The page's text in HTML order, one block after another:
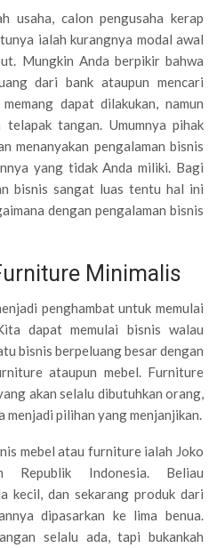
usaha, calon pengusaha kerap
ialah kurangnya modal awal
Mungkin Anda berpikir bahwa
dari bank ataupun mencari
dapat dilakukan, namun
telapak tangan. Umumnya pihak
menanyakan pengalaman bisnis
yang tidak Anda miliki. Bagi
bisnis sangat luas tentu hal ini
dengan pengalaman bisnis
Minimalis
penghambat untuk memulai
dapat memulai bisnis walau
bisnis berpeluang besar dengan
ataupun mebel. Furniture
akan selalu dibutuhkan orang,
pilihan yang menjanjikan.
mebel atau furniture ialah Joko
Republik Indonesia. Beliau
kecil, dan sekarang produk dari
dipasarkan ke lima benua.
selalu ada, tapi bukankah